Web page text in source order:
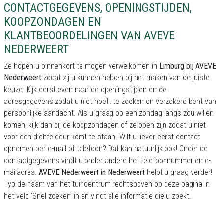
CONTACTGEGEVENS, OPENINGSTIJDEN,
KOOPZONDAGEN EN
KLANTBEOORDELINGEN VAN AVEVE
NEDERWEERT
Ze hopen u binnenkort te mogen verwelkomen in Limburg bij AVEVE
Nederweert zodat zij u kunnen helpen bij het maken van de juiste
keuze. Kijk eerst even naar de openingstijden en de
adresgegevens zodat u niet hoeft te zoeken en verzekerd bent van
persoonlijke aandacht. Als u graag op een zondag langs zou willen
komen, kijk dan bij de koopzondagen of ze open zijn zodat u niet
voor een dichte deur komt te staan. Wilt u liever eerst contact
opnemen per e-mail of telefoon? Dat kan natuurlijk ook! Onder de
contactgegevens vindt u onder andere het telefoonnummer en e-
mailadres. AVEVE Nederweert in Nederweert helpt u graag verder!
Typ de naam van het tuincentrum rechtsboven op deze pagina in
het veld ‘Snel zoeken’ in en vindt alle informatie die u zoekt.